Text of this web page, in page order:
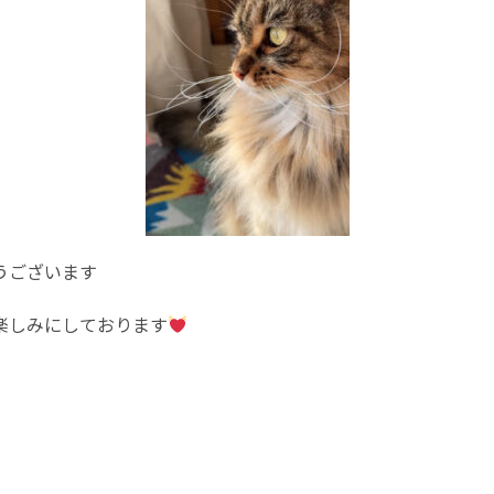
ございます
しみにしております